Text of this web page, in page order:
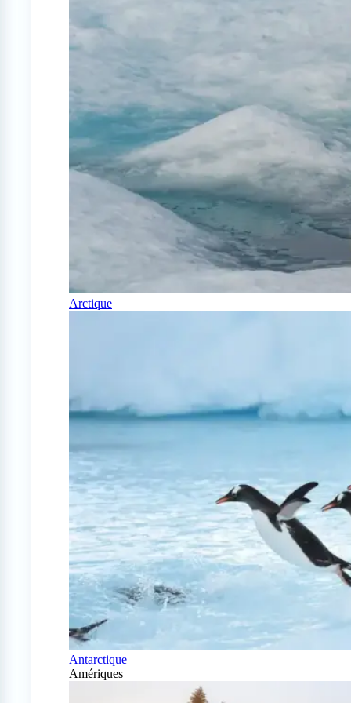
Arctique
Antarctique
Amériques